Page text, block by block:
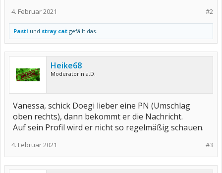
#2
4. Februar 2021
Pasti und stray cat gefällt das.
Heike68
Moderatorin a.D.
Vanessa, schick Doegi lieber eine PN (Umschlag
oben rechts), dann bekommt er die Nachricht.
Auf sein Profil wird er nicht so regelmäßig schauen.
#3
4. Februar 2021